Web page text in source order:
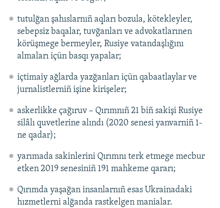
tutulğan şahıslarnıñ aqları bozula, kötekleyler,
sebepsiz baqalar, tuvğanları ve advokatlarınen
körüşmege bermeyler, Rusiye vatandaşlığını
almaları içün basqı yapalar;
içtimaiy ağlarda yazğanları içün qabaatlaylar ve
jurnalistlerniñ işine kirişeler;
askerlikke çağıruv – Qırımnıñ 21 biñ sakişi Rusiye
silâlı quvetlerine alındı (2020 senesi yanvarniñ 1-
ne qadar);
yarımada sakinlerini Qırımnı terk etmege mecbur
etken 2019 senesiniñ 191 mahkeme qararı;
Qırımda yaşağan insanlarnıñ esas Ukrainadaki
hızmetlerni alğanda rastkelgen manialar.